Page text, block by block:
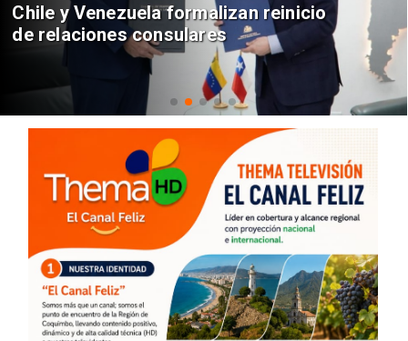
Chile y Venezuela formalizan reinicio
de relaciones consulares